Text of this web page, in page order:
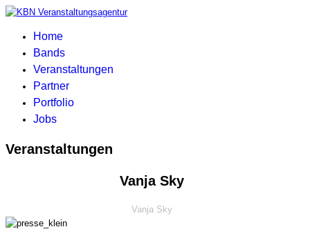
Home
Bands
Veranstaltungen
Partner
Portfolio
Jobs
Veranstaltungen
Vanja Sky
Vanja Sky